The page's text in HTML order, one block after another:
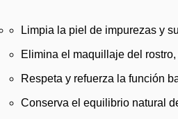
Limpia la piel de impurezas y
Elimina el maquillaje del
Respeta y refuerza la función
Conserva el equilibrio natural